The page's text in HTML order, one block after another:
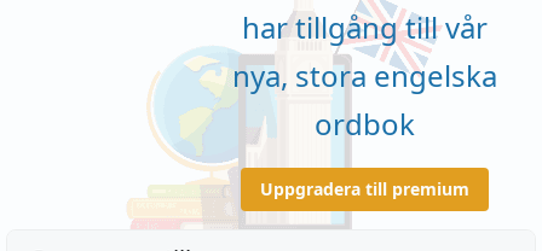
har tillgång till vår
nya, stora engelska
ordbok
Uppgradera till premium